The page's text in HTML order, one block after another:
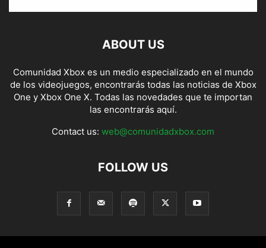
ABOUT US
Comunidad Xbox es un medio especializado en el mundo
de los videojuegos, encontrarás todas las noticias de Xbox
One y Xbox One X. Todas las novedades que te importan
las encontrarás aquí.
Contact us: web@comunidadxbox.com
FOLLOW US